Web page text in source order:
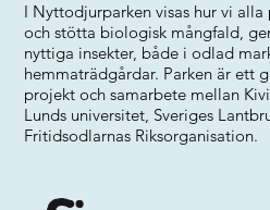
I Nyttodjurparken visas hur vi
och stötta biologisk mångfald,
nyttiga insekter, både i odlad
hemmaträdgårdar. Parken är ett
projekt och samarbete mellan
Lunds universitet, Sveriges
Fritidsodlarnas Riksorganisation.